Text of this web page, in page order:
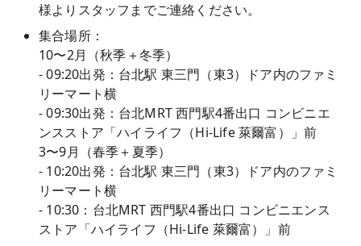
様よりスタッフまでご連絡ください。
集合場所：
10〜2月（秋季＋冬季）
- 09:20出発：台北駅 東三門（東3）ドア内のファミ
リーマート横
- 09:30出発：台北MRT 西門駅4番出口 コンビニエ
ンスストア「ハイライフ（Hi-Life 萊爾富）」前
3〜9月（春季＋夏季）
- 10:20出発：台北駅 東三門（東3）ドア内のファミ
リーマート横
- 10:30：台北MRT 西門駅4番出口 コンビニエンス
ストア「ハイライフ（Hi-Life 萊爾富）」前